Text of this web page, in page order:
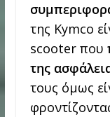
της Kymco
scooter που
της
τους όμως